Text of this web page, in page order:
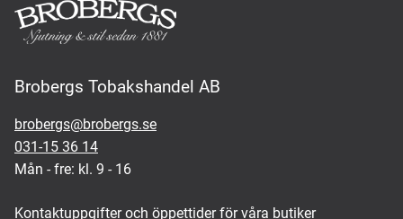
Brobergs Tobakshandel AB
brobergs@brobergs.se
031-15 36 14
Mån - fre: kl. 9 - 16
Kontaktuppgifter och öppettider för våra butiker